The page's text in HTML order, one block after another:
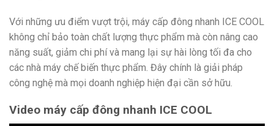
Với những ưu điểm vượt trội, máy cấp đông nhanh ICE COOL
không chỉ bảo toàn chất lượng thực phẩm mà còn nâng cao
năng suất, giảm chi phí và mang lại sự hài lòng tối đa cho
các nhà máy chế biến thực phẩm. Đây chính là giải pháp
công nghệ mà mọi doanh nghiệp hiện đại cần sở hữu.
Video máy cấp đông nhanh ICE COOL